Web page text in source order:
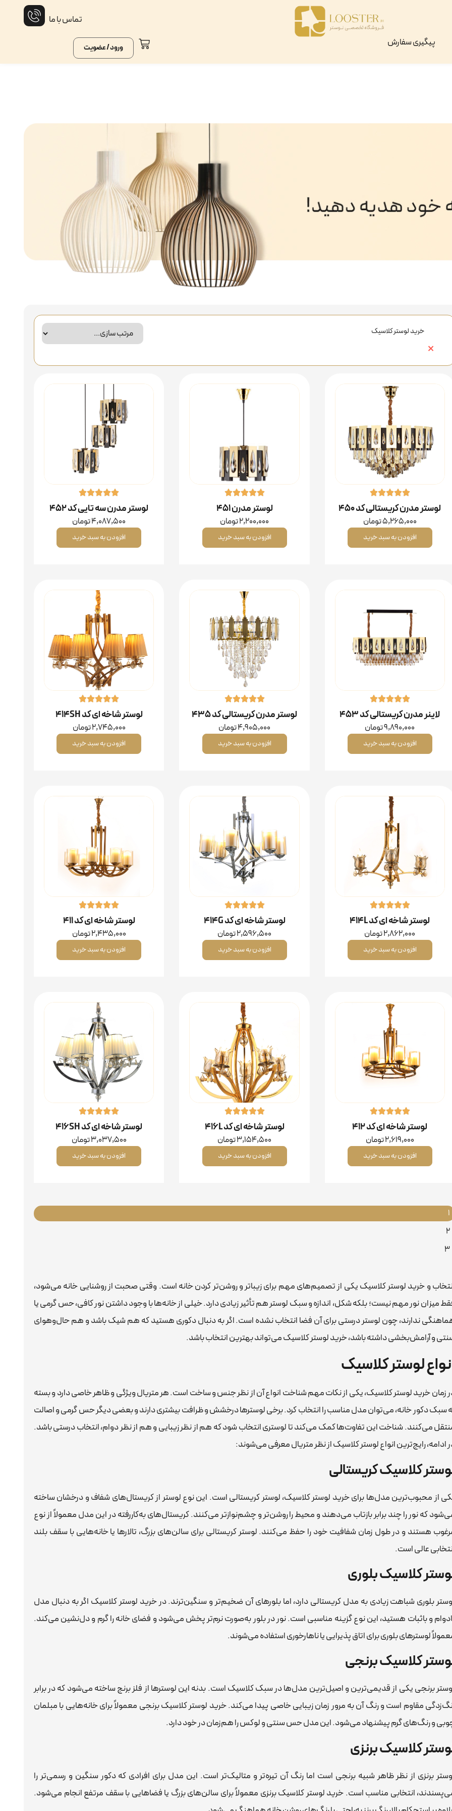
تماس با ما
پیگیری سفارش ورود / عضویت
خرید لوستر کلاسیک
×
لوستر مدرن کریستالی کد ۴۵۰
5,265,000تومان
افزودن به سبد خرید
لوستر مدرن ۴۵۱
2,200,000تومان
افزودن به سبد خرید
لوستر مدرن سه تایی کد ۴۵۲
4,087,500تومان
افزودن به سبد خرید
لاینر مدرن کریستالی کد ۴۵۳
9,890,000تومان
افزودن به سبد خرید
لوستر مدرن کریستالی کد ۴۳۵
4,905,000تومان
افزودن به سبد خرید
لوستر شاخه ای کد 414SH
2,745,000تومان
افزودن به سبد خرید
لوستر شاخه ای کد 414L
2,862,000تومان
افزودن به سبد خرید
لوستر شاخه ای کد 414G
2,596,500تومان
افزودن به سبد خرید
لوستر شاخه ای کد ۴۱۱
2,435,000تومان
افزودن به سبد خرید
لوستر شاخه ای کد ۴۱۲
2,619,000تومان
افزودن به سبد خرید
لوستر شاخه ای کد 416L
3,154,500تومان
افزودن به سبد خرید
لوستر شاخه ای کد 416SH
3,037,500تومان
افزودن به سبد خرید
1
2
3
و خرید لوستر کلاسیک یکی از تصمیم‌های مهم برای زیباتر و روشن‌تر کردن خانه است. وقتی صحبت از روشنایی خانه می‌شود،
میزان نور مهم نیست؛ بلکه شکل، اندازه و سبک لوستر هم تأثیر زیادی دارد. خیلی از خانه‌ها با وجود داشتن نور کافی، حس گرمی یا
ندارند، چون لوستر درستی برای آن فضا انتخاب نشده است. اگر به دنبال دکوری هستید که هم شیک باشد و هم حال‌وهوای
و آرامش‌بخشی داشته باشد، خرید لوستر کلاسیک می‌تواند بهترین انتخاب باشد.
لوستر کلاسیک
زمان خرید لوستر کلاسیک، یکی از نکات مهم شناخت انواع آن از نظر جنس و ساخت است. هر متریال ویژگی و ظاهر خاصی دارد و بسته
سبک دکور خانه، می‌توان مدل مناسب را انتخاب کرد. برخی لوسترها درخشش و ظرافت بیشتری دارند و بعضی دیگر حس گرمی و اصالت
می‌کنند. شناخت این تفاوت‌ها کمک می‌کند تا لوستری انتخاب شود که هم از نظر زیبایی و هم از نظر دوام، انتخاب درستی باشد.
ادامه، رایج‌ترین انواع لوستر کلاسیک از نظر متریال معرفی می‌شوند:
کلاسیک کریستالی
از محبوب‌ترین مدل‌ها برای خرید لوستر کلاسیک، لوستر کریستالی است. این نوع لوستر از کریستال‌های شفاف و درخشان ساخته
که نور را چند برابر بازتاب می‌دهند و محیط را روشن‌تر و چشم‌نوازتر می‌کنند. کریستال‌های به‌کاررفته در این مدل معمولاً از نوع
هستند و در طول زمان شفافیت خود را حفظ می‌کنند. لوستر کریستالی برای سالن‌های بزرگ، تالارها یا خانه‌هایی با سقف بلند
عالی است.
کلاسیک بلوری
بلوری شباهت زیادی به مدل کریستالی دارد، اما بلورهای آن ضخیم‌تر و سنگین‌ترند. در خرید لوستر کلاسیک اگر به دنبال مدل
و باثبات هستید، این نوع گزینه مناسبی است. نور در بلور به‌صورت نرم‌تر پخش می‌شود و فضای خانه را گرم و دل‌نشین می‌کند.
لوسترهای بلوری برای اتاق پذیرایی یا ناهارخوری استفاده می‌شوند.
کلاسیک برنجی
برنجی یکی از قدیمی‌ترین و اصیل‌ترین مدل‌ها در سبک کلاسیک است. بدنه این لوسترها از فلز برنج ساخته می‌شود که در برابر
مقاوم است و رنگ آن به مرور زمان زیبایی خاصی پیدا می‌کند. خرید لوستر کلاسیک برنجی معمولاً برای خانه‌هایی با مبلمان
و رنگ‌های گرم پیشنهاد می‌شود. این مدل حس سنتی و لوکس را هم‌زمان در خود دارد.
کلاسیک برنزی
برنزی از نظر ظاهر شبیه برنجی است اما رنگ آن تیره‌تر و متالیک‌تر است. این مدل برای افرادی که دکور سنگین و رسمی‌تر را
انتخابی مناسب است. خرید لوستر کلاسیک برنزی معمولاً برای سالن‌های بزرگ یا فضاهایی با سقف مرتفع انجام می‌شود.